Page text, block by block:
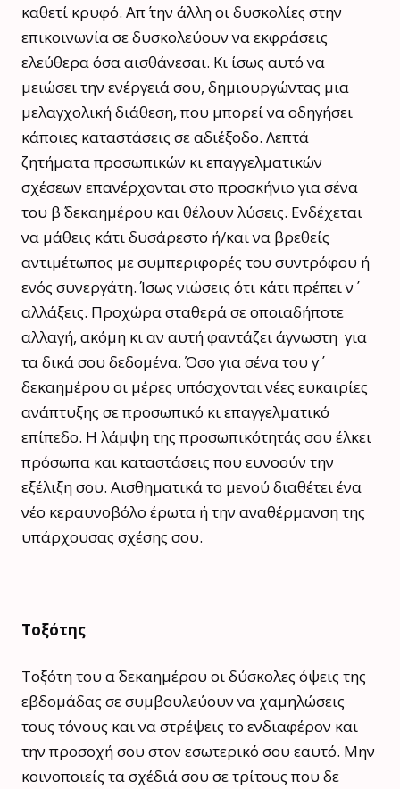
καθετί κρυφό. Απ΄ την άλλη οι δυσκολίες στην
επικοινωνία σε δυσκολεύουν να εκφράσεις
ελεύθερα όσα αισθάνεσαι. Κι ίσως αυτό να
μειώσει την ενέργειά σου, δημιουργώντας μια
μελαγχολική διάθεση, που μπορεί να οδηγήσει
κάποιες καταστάσεις σε αδιέξοδο. Λεπτά
ζητήματα προσωπικών κι επαγγελματικών
σχέσεων επανέρχονται στο προσκήνιο για σένα
του β΄ δεκαημέρου και θέλουν λύσεις. Ενδέχεται
να μάθεις κάτι δυσάρεστο ή/και να βρεθείς
αντιμέτωπος με συμπεριφορές του συντρόφου ή
ενός συνεργάτη. Ίσως νιώσεις ότι κάτι πρέπει ν΄
αλλάξεις. Προχώρα σταθερά σε οποιαδήποτε
αλλαγή, ακόμη κι αν αυτή φαντάζει άγνωστη για
τα δικά σου δεδομένα. Όσο για σένα του γ΄
δεκαημέρου οι μέρες υπόσχονται νέες ευκαιρίες
ανάπτυξης σε προσωπικό κι επαγγελματικό
επίπεδο. Η λάμψη της προσωπικότητάς σου έλκει
πρόσωπα και καταστάσεις που ευνοούν την
εξέλιξη σου. Αισθηματικά το μενού διαθέτει ένα
νέο κεραυνοβόλο έρωτα ή την αναθέρμανση της
υπάρχουσας σχέσης σου.
Τοξότης
Τοξότη του α΄ δεκαημέρου οι δύσκολες όψεις της
εβδομάδας σε συμβουλεύουν να χαμηλώσεις
τους τόνους και να στρέψεις το ενδιαφέρον και
την προσοχή σου στον εσωτερικό σου εαυτό. Μην
κοινοποιείς τα σχέδιά σου σε τρίτους που δε